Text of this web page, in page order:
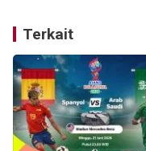
Terkait